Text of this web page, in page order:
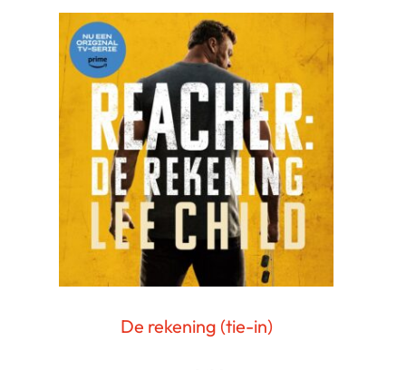
De rekening (tie-in)